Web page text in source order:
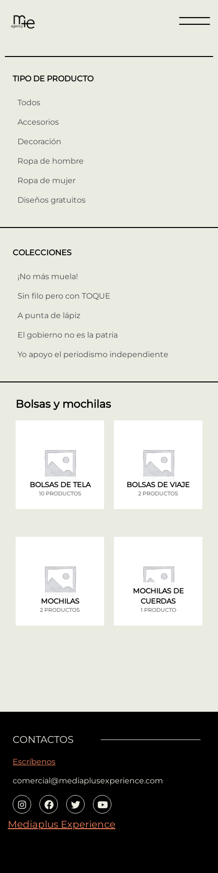
TIPO DE PRODUCTO
Todos
Accesorios
Decoración
Ropa de hombre
Ropa de mujer
Diseños gratuitos
COLECCIONES
¡No más muela!
Sin filo pero con TOQUE
A punta de lápiz
El gobierno no es la patria
Yo apoyo el periodismo independiente
Bolsas y mochilas
BOLSAS DE TELA
10 PRODUCTOS
BOLSAS DE VIAJE
2 PRODUCTOS
MOCHILAS
2 PRODUCTOS
MOCHILAS DE
CUERDAS
1 PRODUCTO
CONTACTOS
Escríbenos
comercial@mediaplusexperience.com
Mediaplus Experience